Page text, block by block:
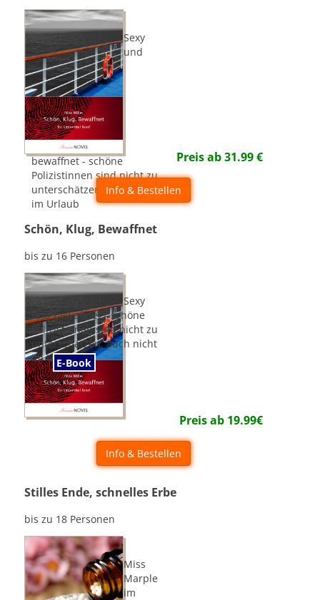
Sexy
und
bewaffnet - schöne
Polizistinnen sind nicht zu
unterschätzen, auch nicht
im Urlaub
Preis ab31.99€
Info & Bestellen
Schön, Klug, Bewaffnet
bis zu 16 Personen
E-Book
Sexy
und bewaffnet - schöne
Polizistinnen sind nicht zu
unterschätzen, auch nicht
im Urlaub
Preis ab 19.99€
Info & Bestellen
Stilles Ende, schnelles Erbe
bis zu 18 Personen
Miss
Marple
im